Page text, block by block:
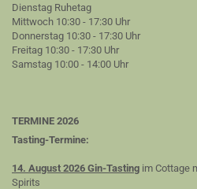
Dienstag Ruhetag
Mittwoch 10:30 - 17:30 Uhr
Donnerstag 10:30 - 17:30 Uhr
Freitag 10:30 - 17:30 Uhr
Samstag 10:00 - 14:00 Uhr
TERMINE 2026
Tasting-Termine:
14. August 2026 Gin-Tasting im Cottage
Spirits